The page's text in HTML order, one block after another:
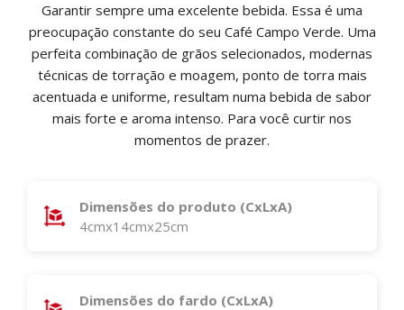
Garantir sempre uma excelente bebida. Essa é uma
preocupação constante do seu Café Campo Verde. Uma
perfeita combinação de grãos selecionados, modernas
técnicas de torração e moagem, ponto de torra mais
acentuada e uniforme, resultam numa bebida de sabor
mais forte e aroma intenso. Para você curtir nos
momentos de prazer.
Dimensões do produto (CxLxA)
4cmx14cmx25cm
Dimensões do fardo (CxLxA)